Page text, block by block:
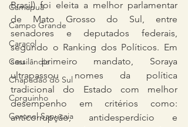
Camapuã
Campo Grande
Caracol
Cassilândia
Chapadão do Sul
Corguinho
Coronel Sapucaia
Brasil) foi eleita a melhor parlamentar
de Mato Grosso do Sul, entre
senadores e deputados federais,
segundo o Ranking dos Políticos. Em
seu primeiro mandato, Soraya
ultrapassou nomes da política
tradicional do Estado com melhor
desempenho em critérios como:
anticorrupção, antidesperdício e